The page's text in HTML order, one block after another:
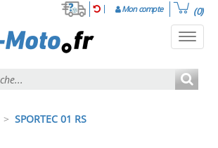
Mon compte (0)
> SPORTEC 01 RS